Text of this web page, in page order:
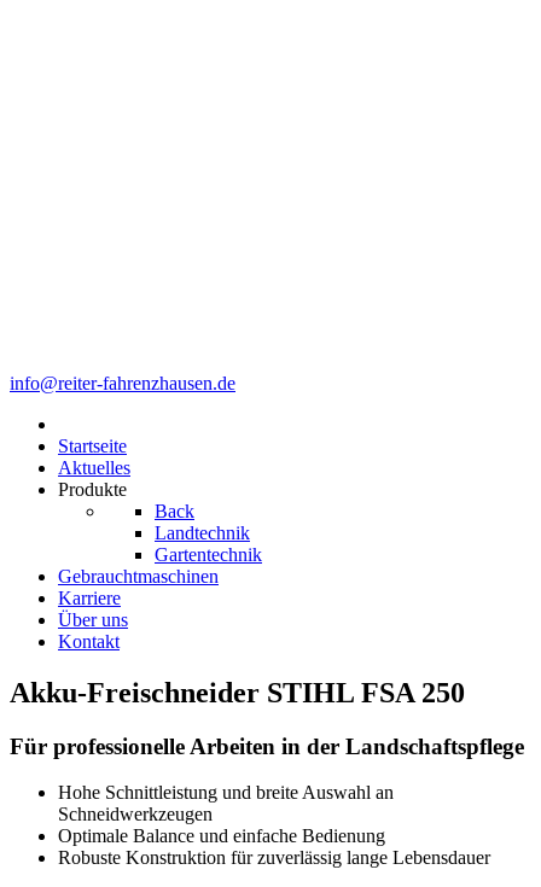
info@reiter-fahrenzhausen.de
Startseite
Aktuelles
Produkte
Back
Landtechnik
Gartentechnik
Gebrauchtmaschinen
Karriere
Über uns
Kontakt
Akku-Freischneider STIHL FSA 250
Für professionelle Arbeiten in der Landschaftspflege
Hohe Schnittleistung und breite Auswahl an
Schneidwerkzeugen
Optimale Balance und einfache Bedienung
Robuste Konstruktion für zuverlässig lange Lebensdauer